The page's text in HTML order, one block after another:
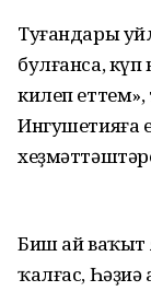
Туғандары
булғанса,
килеп
Ингушетияға
Биш ай ваҡыт
ҡалғас,